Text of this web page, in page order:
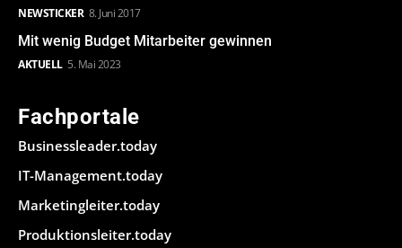
NEWSTICKER 8. Juni 2017
Mit wenig Budget Mitarbeiter gewinnen
AKTUELL 5. Mai 2023
Fachportale
Businessleader.today
IT-Management.today
Marketingleiter.today
Produktionsleiter.today